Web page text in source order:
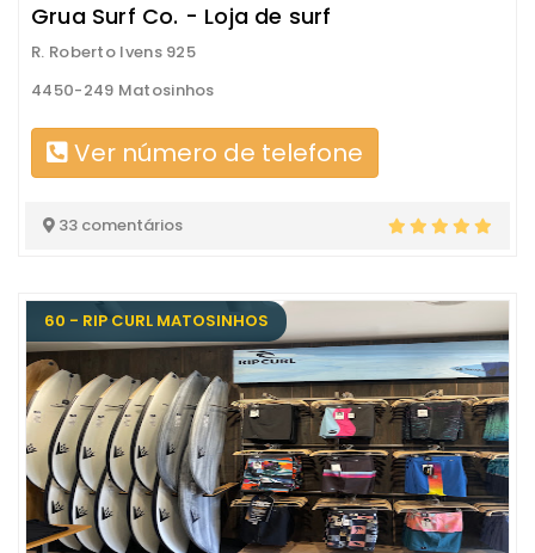
Grua Surf Co. - Loja de surf
R. Roberto Ivens 925
4450-249 Matosinhos
Ver número de telefone
33 comentários
60 - RIP CURL MATOSINHOS